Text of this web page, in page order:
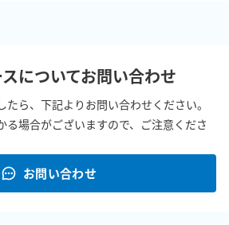
についてお問い合わせ
たら、下記よりお問い合わせください。
る場合がございますので、ご注意くださ
お問い合わせ